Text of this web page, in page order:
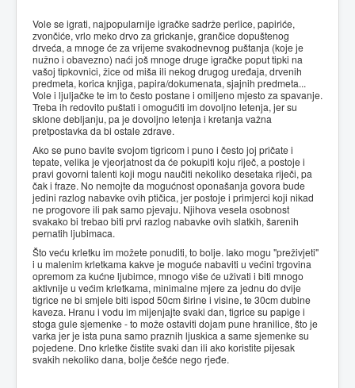
Vole se igrati, najpopularnije igračke sadrže perlice, papiriće,
zvončiće, vrlo meko drvo za grickanje, grančice dopuštenog
drveća, a mnoge će za vrijeme svakodnevnog puštanja (koje je
nužno i obavezno) naći još mnoge druge igračke poput tipki na
vašoj tipkovnici, žice od miša ili nekog drugog uređaja, drvenih
predmeta, korica knjiga, papira/dokumenata, sjajnih predmeta...
Vole i ljuljačke te im to često postane i omiljeno mjesto za spavanje.
Treba ih redovito puštati i omogućiti im dovoljno letenja, jer su
sklone debljanju, pa je dovoljno letenja i kretanja važna
pretpostavka da bi ostale zdrave.
Ako se puno bavite svojom tigricom i puno i često joj pričate i
tepate, velika je vjeorjatnost da će pokupiti koju riječ, a postoje i
pravi govorni talenti koji mogu naučiti nekoliko desetaka riječi, pa
čak i fraze. No nemojte da mogućnost oponašanja govora bude
jedini razlog nabavke ovih ptičica, jer postoje i primjerci koji nikad
ne progovore ili pak samo pjevaju. Njihova vesela osobnost
svakako bi trebao biti prvi razlog nabavke ovih slatkih, šarenih
pernatih ljubimaca.
Što veću krletku im možete ponuditi, to bolje. Iako mogu "preživjeti"
i u malenim krletkama kakve je moguće nabaviti u većini trgovina
opremom za kućne ljubimce, mnogo više će uživati i biti mnogo
aktivnije u većim krletkama, minimalne mjere za jednu do dvije
tigrice ne bi smjele biti ispod 50cm širine i visine, te 30cm dubine
kaveza. Hranu i vodu im mijenjajte svaki dan, tigrice su papige i
stoga gule sjemenke - to može ostaviti dojam pune hranilice, što je
varka jer je ista puna samo praznih ljuskica a same sjemenke su
pojedene. Dno krletke čistite svaki dan ili ako koristite pijesak
svakih nekoliko dana, bolje češće nego rjeđe.